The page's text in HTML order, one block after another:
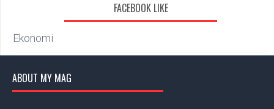
FACEBOOK LIKE
Ekonomi
ABOUT MY MAG